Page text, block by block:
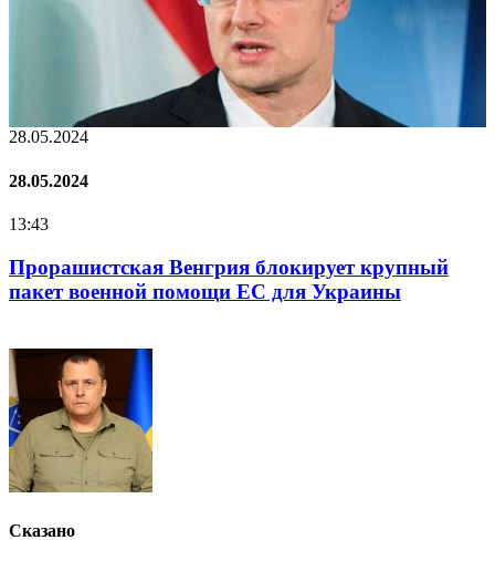
28.05.2024
28.05.2024
13:43
Прорашистская Венгрия блокирует крупный
пакет военной помощи ЕС для Украины
Сказано